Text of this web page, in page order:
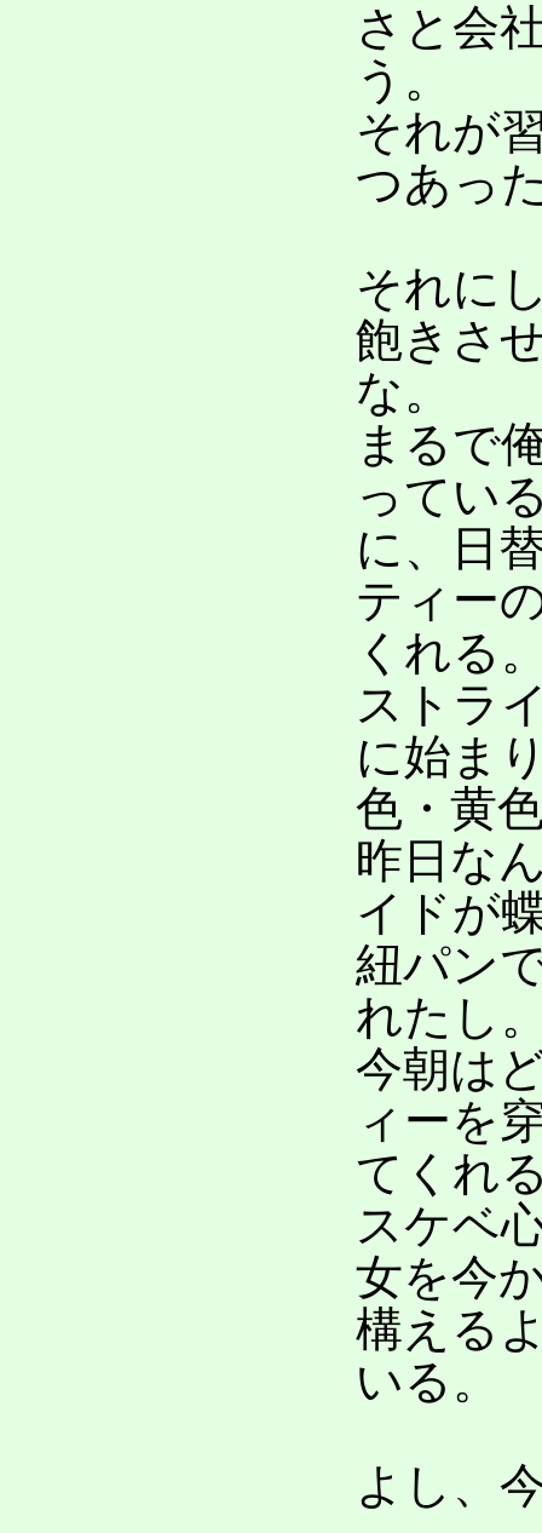
さと会
う。
それが
つあっ
それに
飽きさ
な。
まるで
ってい
に、日
ティー
くれる
ストラ
に始ま
色・黄
昨日な
イドが
紐パン
れたし
今朝は
ィーを
てくれ
スケベ
女を今
構える
いる。
よし、